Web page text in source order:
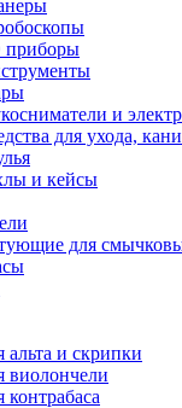
и
для ухода,
и кейсы
для
альта и скрипки
виолончели
контрабаса